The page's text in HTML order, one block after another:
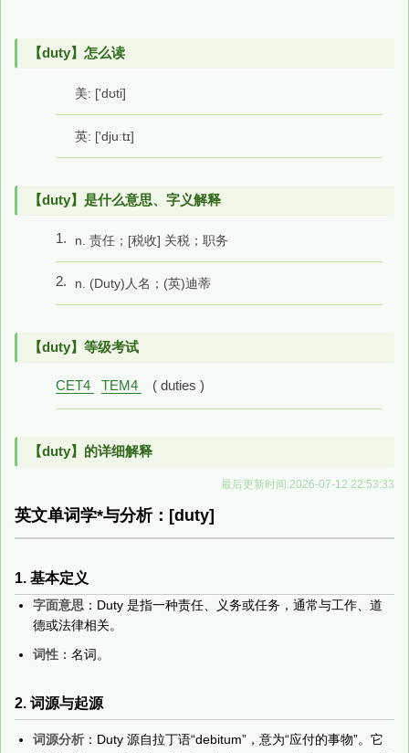
【duty】怎么读
美: ['dʊti]
英: ['djuːtɪ]
【duty】是什么意思、字义解释
1. n. 责任；[税收] 关税；职务
2. n. (Duty)人名；(英)迪蒂
【duty】等级考试
CET4 TEM4 ( duties )
【duty】的详细解释
最后更新时间:2026-07-12 22:53:33
英文单词学*与分析：[duty]
1. 基本定义
字面意思 ：Duty 是指一种责任、义务或任务，通常与工作、道
德或法律相关。
词性 ：名词。
2. 词源与起源
词源分析 ：Duty 源自拉丁语“debitum”，意为“应付的事物”。它